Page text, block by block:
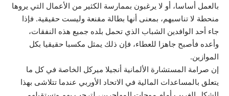
بالعمل أساسا، أو لا يرغبون بممارسة الكثير من الأعمال التي يروها
منحطة لا تناسبهم، بمعنى أنها بطالة مقنعة وليست حقيقية. فإذا
جاء أحد الوافدين الشباب الذي تحمل بلده جميع هذه النفقات،
وأعده فأصبح جاهزا للعطاء، فإن ذلك يمثل مكسبا حقيقيا بكل
الموازين.
إن صرامة المستشارة الألمانية أنجيلا ميركل الخاصة في كل ما
يتعلق بالمساعدات المالية في الاتحاد الأوربي عندما تتلاشى بهذا